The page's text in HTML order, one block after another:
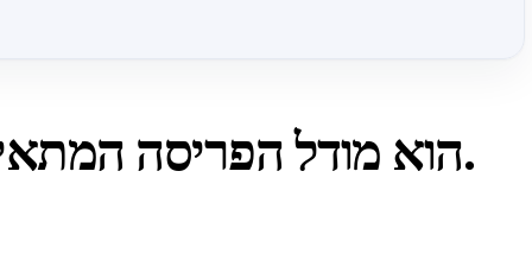
חמש קטגוריות Workloads שבהן Sovereign AI הוא מודל הפריסה המתאים ביותר.